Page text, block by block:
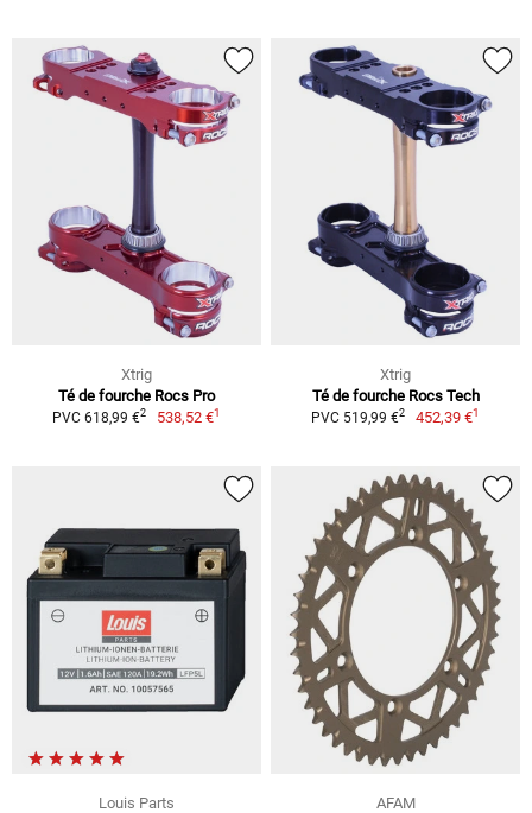
Xtrig
Té de fourche Rocs Pro
PVC 618,99 €2 538,52 €1
Xtrig
Té de fourche Rocs Tech
PVC 519,99 €2 452,39 €1
Louis Parts
AFAM